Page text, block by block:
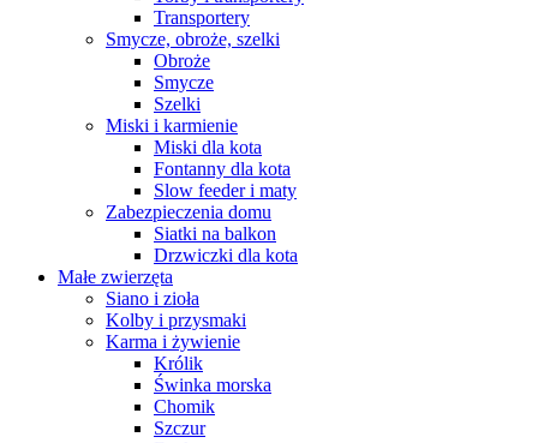
Transportery
Smycze, obroże, szelki
Obroże
Smycze
Szelki
Miski i karmienie
Miski dla kota
Fontanny dla kota
Slow feeder i maty
Zabezpieczenia domu
Siatki na balkon
Drzwiczki dla kota
Małe zwierzęta
Siano i zioła
Kolby i przysmaki
Karma i żywienie
Królik
Świnka morska
Chomik
Szczur